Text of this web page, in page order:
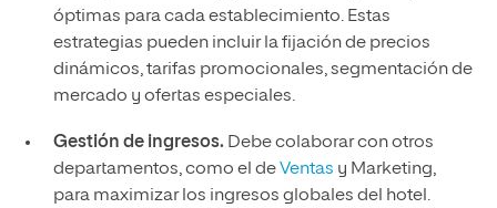
óptimas para cada establecimiento. Estas
estrategias pueden incluir la fijación de precios
dinámicos, tarifas promocionales, segmentación de
mercado y ofertas especiales.
Gestión de ingresos. Debe colaborar con otros
departamentos, como el deVentas y Marketing,
para maximizar los ingresos globales del hotel.